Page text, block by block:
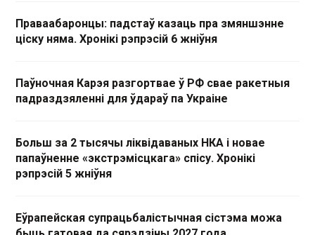
Праваабаронцы: падстаў казаць пра змяншэнне
ціску няма. Хронікі рэпрэсій 6 жніўня
Паўночная Карэя разгортвае ў РФ свае ракетныя
падраздзяленні для ўдараў па Украіне
Больш за 2 тысячы ліквідаваных НКА і новае
папаўненне «экстрэмісцкага» спісу. Хронікі
рэпрэсій 5 жніўня
Еўрапейская супрацьбалістычная сістэма можа